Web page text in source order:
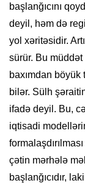
başlanğıcını
deyil, həm də
yol xəritəsidir.
sürür. Bu müddət
baxımdan
bilər. Sülh
ifadə deyil. Bu,
iqtisadi
çətin mərhələ
başlanğıcıdır,